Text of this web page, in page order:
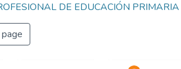
DE EDUCACIÓN PRIMARIA